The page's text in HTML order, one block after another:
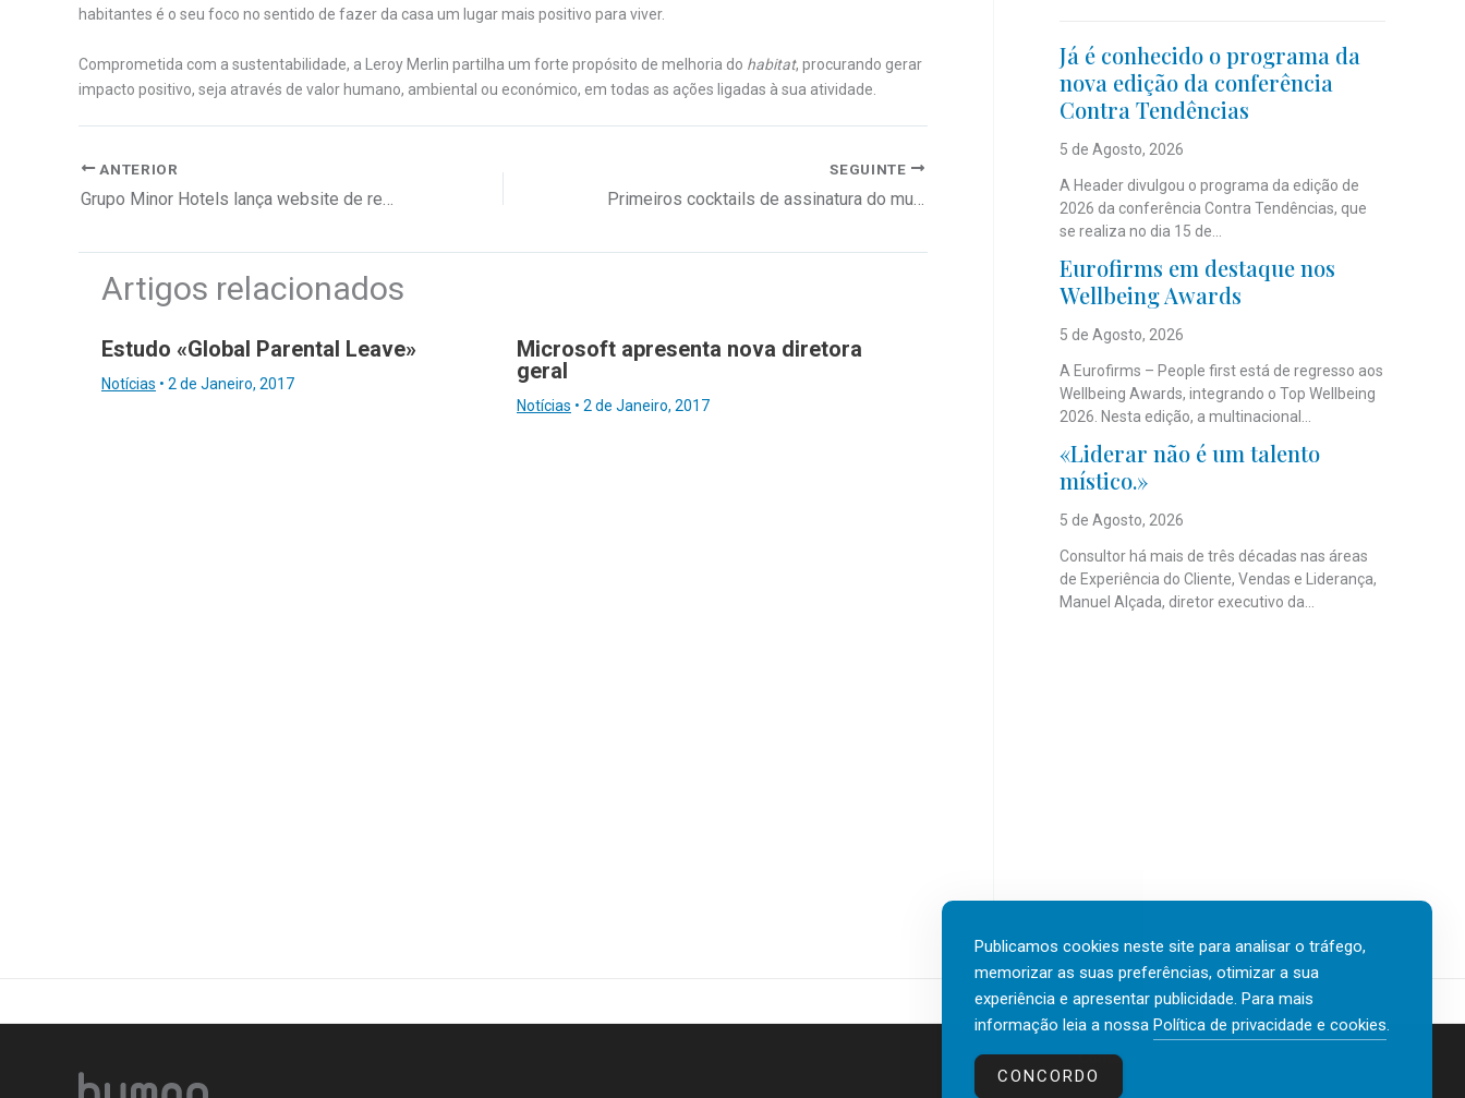
habitantes é o seu foco no sentido de fazer da casa um lugar mais positivo para viver.
Comprometida com a sustentabilidade, a Leroy Merlin partilha um forte propósito de melhoria do habitat, procurando gerar
impacto positivo, seja através de valor humano, ambiental ou económico, em todas as ações ligadas à sua atividade.
ANTERIOR
Grupo Minor Hotels lança website de recrutamento
SEGUINTE
Primeiros cocktails de assinatura do mundo para espaço de cowork
Artigos relacionados
Estudo «Global Parental Leave»
Notícias • 2 de Janeiro, 2017
Microsoft apresenta nova diretora
geral
Notícias • 2 de Janeiro, 2017
Já é conhecido o programa da
nova edição da conferência
Contra Tendências
5 de Agosto, 2026
A Header divulgou o programa da edição de
2026 da conferência Contra Tendências, que
se realiza no dia 15 de...
Eurofirms em destaque nos
Wellbeing Awards
5 de Agosto, 2026
A Eurofirms – People first está de regresso aos
Wellbeing Awards, integrando o Top Wellbeing
2026. Nesta edição, a multinacional...
«Liderar não é um talento
místico.»
5 de Agosto, 2026
Consultor há mais de três décadas nas áreas
de Experiência do Cliente, Vendas e Liderança,
Manuel Alçada, diretor executivo da...
Contactos
Publicamos cookies neste site para analisar o tráfego,
memorizar as suas preferências, otimizar a sua
experiência e apresentar publicidade. Para mais
informação leia a nossa Política de privacidade e cookies.
CONCORDO